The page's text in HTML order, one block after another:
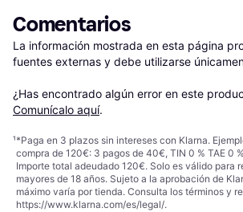
Comentarios
La información mostrada en esta página
fuentes externas y debe utilizarse
¿Has encontrado algún error en este
Comunícalo aquí.
¹*Paga en 3 plazos sin intereses con Klarna.
compra de 120€: 3 pagos de 40€, TIN 0 % TAE 0
Importe total adeudado 120€. Solo es válido para
mayores de 18 años. Sujeto a la aprobación de
máximo varía por tienda. Consulta los términos y
https://www.klarna.com/es/legal/.